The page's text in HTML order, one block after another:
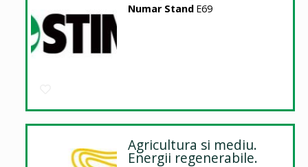
Numar Stand E69
Agricultura si mediu.
Energii regenerabile.